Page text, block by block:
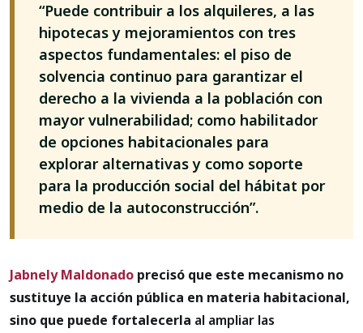
“Puede contribuir a los alquileres, a las
hipotecas y mejoramientos con tres
aspectos fundamentales: el piso de
solvencia continuo para garantizar el
derecho a la vivienda a la población con
mayor vulnerabilidad; como habilitador
de opciones habitacionales para
explorar alternativas y como soporte
para la producción social del hábitat por
medio de la autoconstrucción”.
Jabnely Maldonado precisó que este mecanismo no
sustituye la acción pública en materia habitacional,
sino que puede fortalecerla al ampliar las